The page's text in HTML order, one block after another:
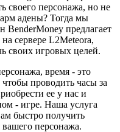
своего персонажа, но не
адены? Тогда мы
BenderMoney предлагает
сервере L2Meteora,
своих игровых целей.
время - это
проводить часы за
ее у нас и
- игре. Наша услуга
быстро получить
персонажа.